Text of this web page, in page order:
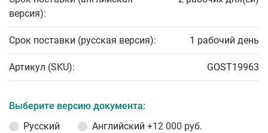
версия):
Срок поставки (русская версия): 1 рабочий день
Артикул (SKU): GOST19963
Выберите версию документа:
Русский
Английский +12 000 руб.